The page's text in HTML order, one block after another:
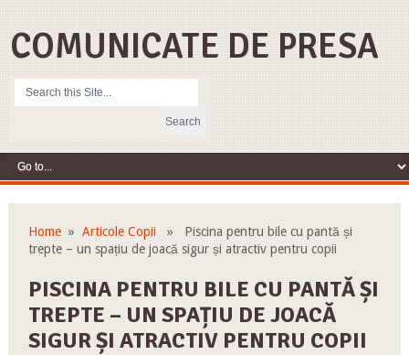
COMUNICATE DE PRESA
Home» Articole Copii» Piscina pentru bile cu pantă și
trepte – un spațiu de joacă sigur și atractiv pentru copii
PISCINA PENTRU BILE CU PANTĂ ȘI
TREPTE – UN SPAȚIU DE JOACĂ
SIGUR ȘI ATRACTIV PENTRU COPII